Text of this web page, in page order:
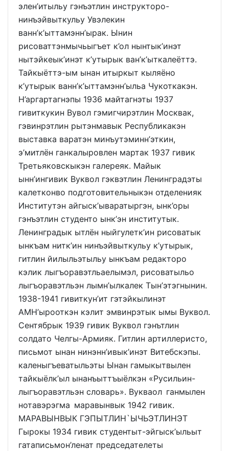
элен’итыльу гэнъэтлин инструкторо-
нинъэйвыткульу Увэлекин
ванн’к’ыттамэнн’ырак. Ынин
рисоваттэнмычьыгъет к’ол нынтык’инэт
нытэйкеык’инэт к’утырык ван’к’ыткалеёттэ.
Тайкыёттэ-ым ынан итыркыт кыляёно
к’утырык ванн’к’ыттамэнн’ыльа Чукоткакэн.
Н’аргартагнэпы 1936 майтагнэты 1937
гивиткукин Вувол гэмигчирэтлин Москвак,
гэвинрэтлин рытэнмавык Республикакэн
выставка варатэн минъутэминн’эткин,
э’митлён ганкалыровлен мартак 1937 гивик
Третьяковскыкэн галереяк. Майык
ынн’ингивик Вуквол гэквэтлин Ленинградэты
калетконво подготовительныкэн отделенияк
Институтэн айгыск’ываратыргэн, ынк’оры
гэнъэтлин студенто ынк’эн институтык.
Ленинградык ытлён ныйгулетк’ин рисоватык
ынкъам нитк’ин нинъэйвыткульу к’утырык,
гитлин йилыльэтыльу ынкъам редакторо
кэлик лыгъоравэтльаелымэл, рисоватыльо
лыгъоравэтльэн лымн’ылкалек Тын’этэгнынин.
1938-1941 гивиткун’ит гэтэйкылинэт
АМН’ырооткэн кэлит эмвинрэтык ымы Вуквол.
Сентябрык 1939 гивик Вуквол гэнътлин
солдато Челгы-Армияк. Гитлин артиллеристо,
письмот ынан нинэнн’ивык’инэт Витебскэпы.
каленыгъеватыльэты Ынан гамыкытвылен
тайкыёлк’ыл ынанъыттъыёлкэн «Русильин-
лыгъоравэтльэн словарь». Вукваол ганмылен
нотавэрэгма маравынвык 1942 гивик.
МАРАВЫНВЫК ГЭПЫТЛИН`ЫЧЬЭТЛИНЭТ
Гырокы 1934 гивик студентыт-эйгыск’ыльыт
гатаписьмон’ленат председателеты